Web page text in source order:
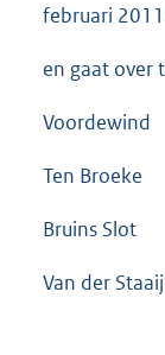
februari
en gaat over
Voordewind
Ten Broeke
Bruins Slot
Van der Staaij